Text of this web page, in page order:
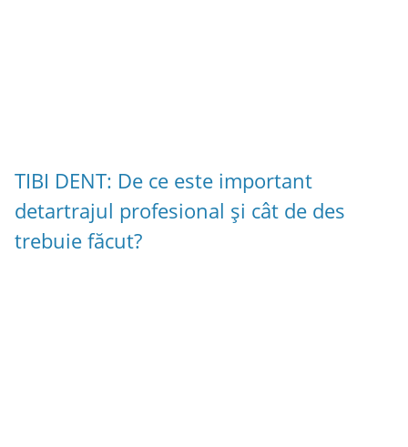
TIBI DENT: De ce este important
detartrajul profesional și cât de des
trebuie făcut?